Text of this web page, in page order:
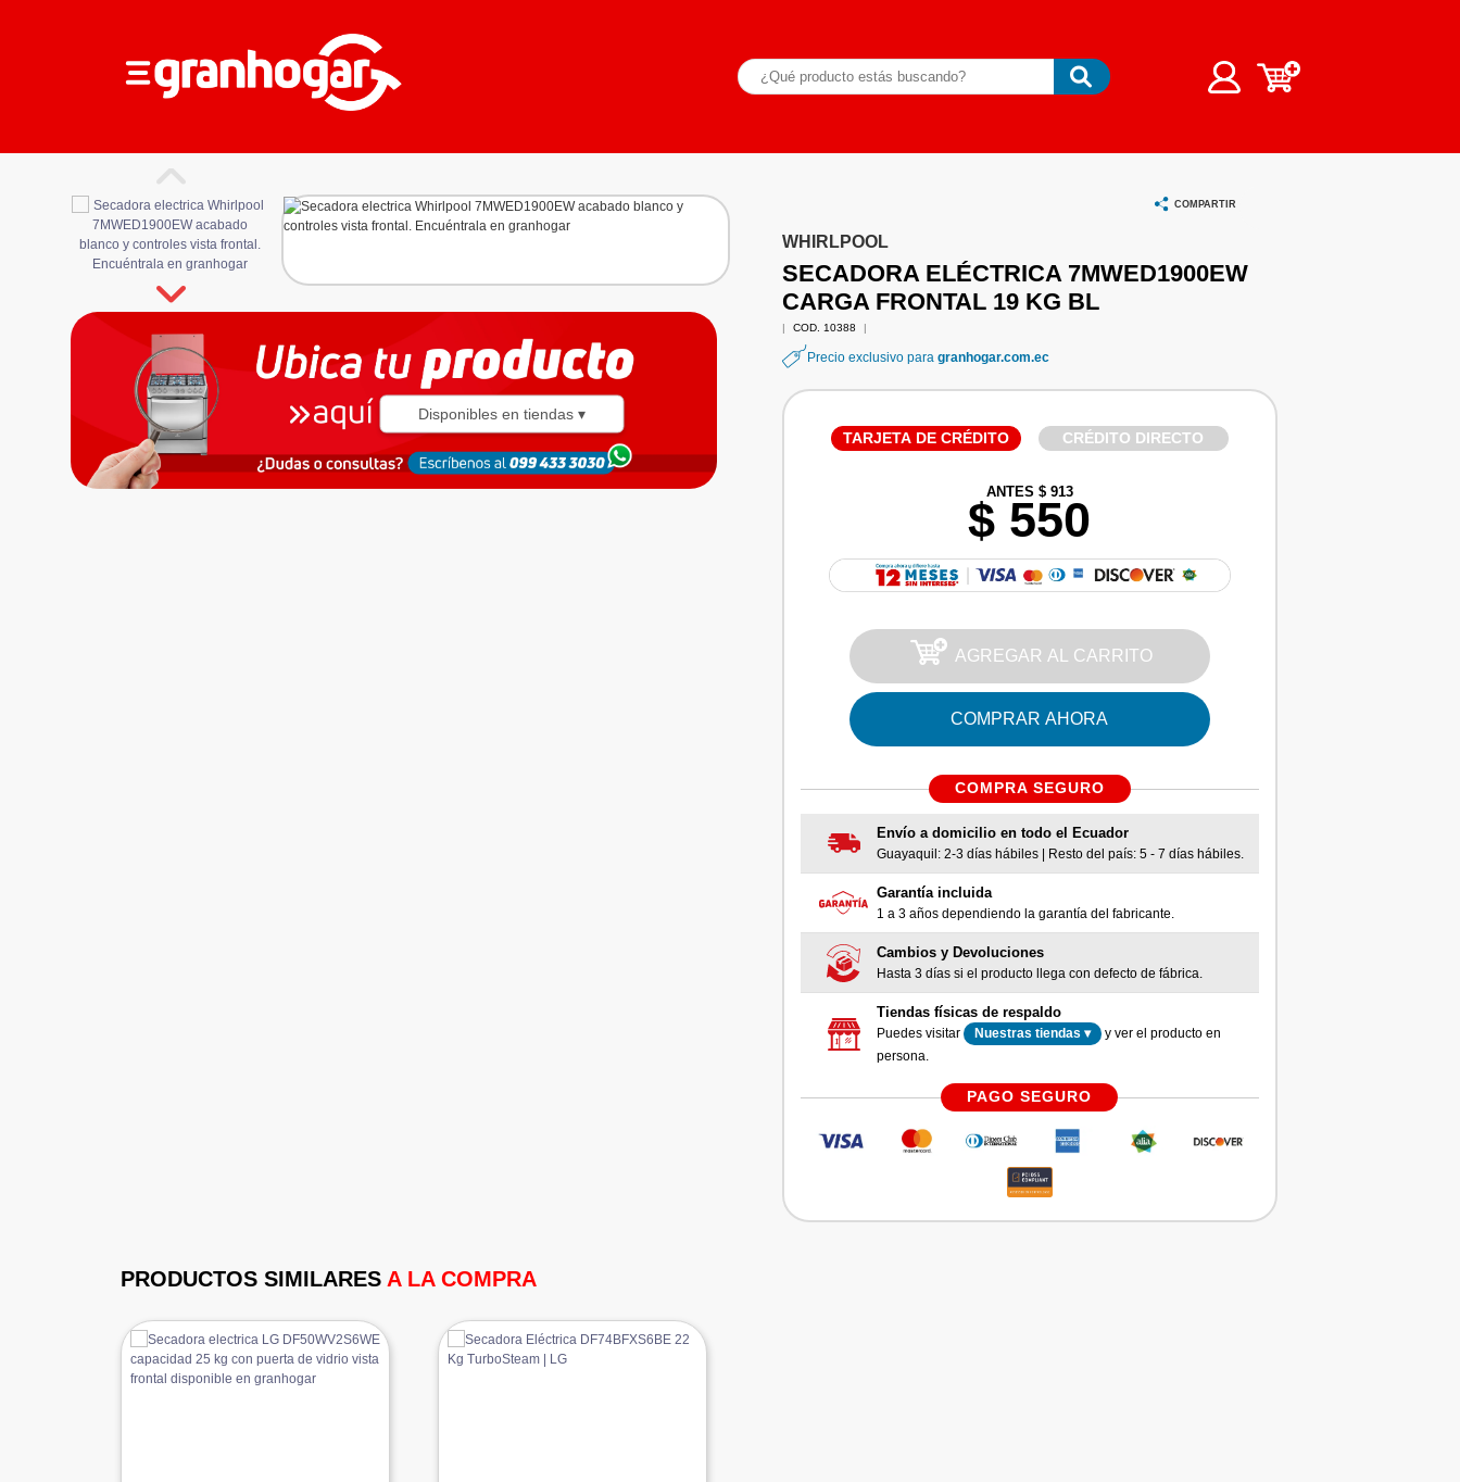
Disponibles en tiendas ▾
COMPARTIR
WHIRLPOOL
SECADORA ELÉCTRICA 7MWED1900EW
CARGA FRONTAL 19 KG BL
| COD. 10388 |
Precio exclusivo para granhogar.com.ec
TARJETA DE CRÉDITO CRÉDITO DIRECTO
ANTES $ 913
$ 550
AGREGAR AL CARRITO
COMPRAR AHORA
COMPRA SEGURO
Envío a domicilio en todo el Ecuador
Guayaquil: 2-3 días hábiles | Resto del país: 5 - 7 días hábiles.
Garantía incluida
1 a 3 años dependiendo la garantía del fabricante.
Cambios y Devoluciones
Hasta 3 días si el producto llega con defecto de fábrica.
Tiendas físicas de respaldo
Puedes visitar Nuestras tiendas ▾
y ver el producto en
persona.
PAGO SEGURO
PRODUCTOS SIMILARES A LA COMPRA